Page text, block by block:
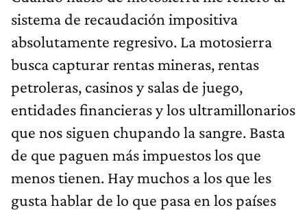
sistema de recaudación impositiva
absolutamente regresivo. La motosierra
busca capturar rentas mineras, rentas
petroleras, casinos y salas de juego,
entidades financieras y los ultramillonarios
que nos siguen chupando la sangre. Basta
de que paguen más impuestos los que
menos tienen. Hay muchos a los que les
gusta hablar de lo que pasa en los países